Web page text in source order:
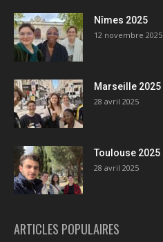
Nîmes 2025
12 novembre 2025
Marseille 2025
28 avril 2025
Toulouse 2025
28 avril 2025
ARTICLES POPULAIRES